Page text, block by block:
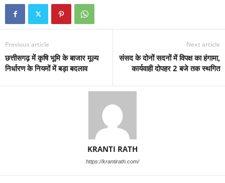
Previous article
छत्तीसगढ़ में कृषि भूमि के बाजार मूल्य
निर्धारण के नियमों में बड़ा बदलाव
Next article
संसद के दोनों सदनों में विपक्ष का हंगामा,
कार्यवाही दोपहर 2 बजे तक स्थगित
KRANTI RATH
https://krantirath.com/